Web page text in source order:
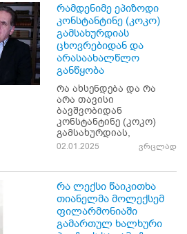
რამდენიმე ეპიზოდი
კონსტანტინე (კოკო)
გამსახურდიას
ცხოვრებიდან და
არასაახალწლო
განწყობა
რა ახსენდება და რა
არა თავისი
ბავშვობიდან
კონსტანტინე (კოკო)
გამსახურდიას,
02.01.2025 ვრცლად
რა ლექსი წაიკითხა
თიანელმა მოლექსემ
ფილარმონიაში
გამართულ ხალხური